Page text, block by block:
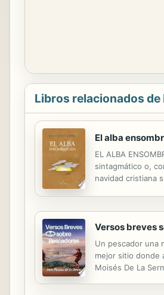
Libros relacionados de
El alba
EL ALBA
sintagmático o,
navidad cristiana
Versos breves
Un pescador una
mejor sitio donde
Moisés De La